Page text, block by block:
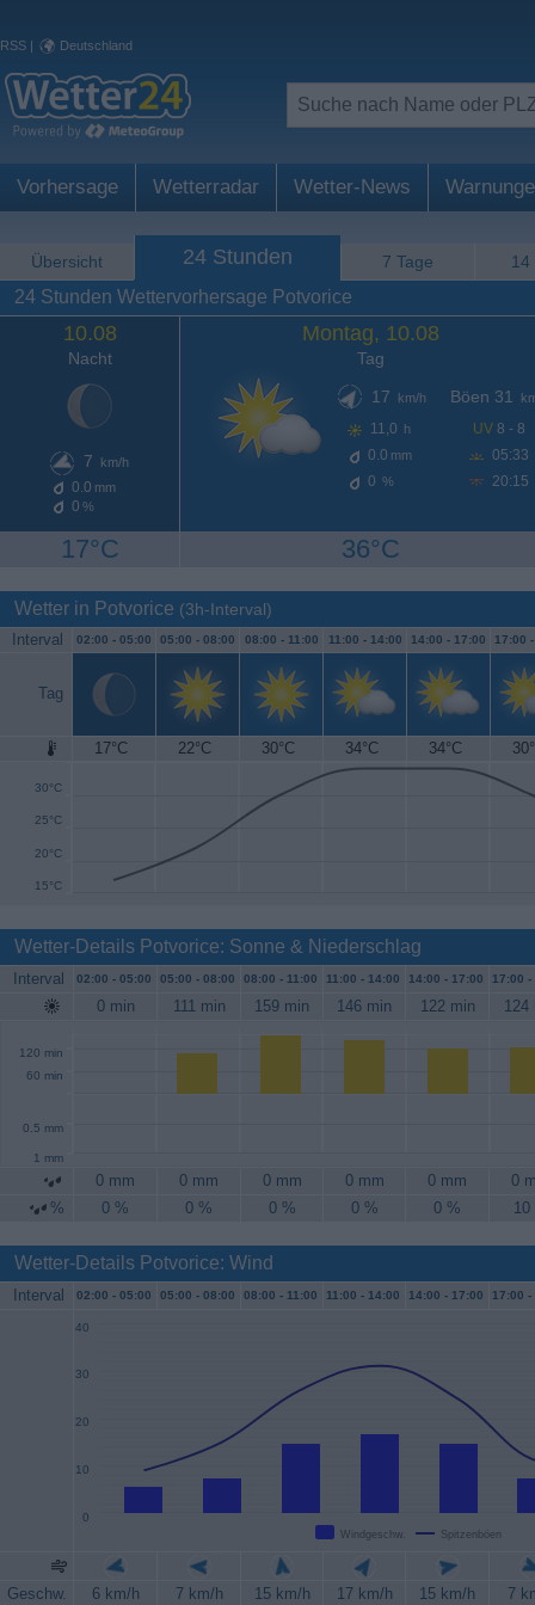
RSS | Deutschland
Vorhersage Wetterradar Wetter-News
Übersicht 24 Stunden 7 Tage 14
24 Stunden Wettervorhersage Potvorice
10.08
Nacht
7 km/h
0.0 mm
0 %
17°C
Montag, 10.08
Tag
17
km/h
11,0 h
0.0 mm
0 %
Böen 31
UV 8 - 8
05:33
20:15
36°C
Wetter in Potvorice (3h-Interval)
Interval 02:00 - 05:00 05:00 - 08:00 08:00 - 11:00 11:00 - 14:00 14:00 - 17:00 17:00
Tag
17°C 22°C 30°C 34°C 34°C
15°C
20°C
25°C
30°C
35°C
Wetter-Details Potvorice: Sonne & Niederschlag
Interval 02:00 - 05:00 05:00 - 08:00 08:00 - 11:00 11:00 - 14:00 14:00 - 17:00 17:00 -
0 min 111 min 159 min 146 min 122 min 124
60 min
120 min
0.5 mm
1 mm
0 mm 0 mm 0 mm 0 mm 0 mm
0
%
0 % 0 % 0 % 0 % 0 % 10
Wetter-Details Potvorice: Wind
Interval 02:00 - 05:00 05:00 - 08:00 08:00 - 11:00 11:00 - 14:00 14:00 - 17:00 17:00 -
Windgeschw. Spitzenböen
0
10
20
30
40
Geschw. 6 km/h 7 km/h 15 km/h 17 km/h 15 km/h
7